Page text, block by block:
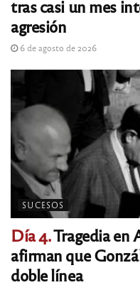
tras casi un mes
agresión
6 de agosto de 2026
SUCESOS
Día 4.Tragedia en
afirman que
doble línea